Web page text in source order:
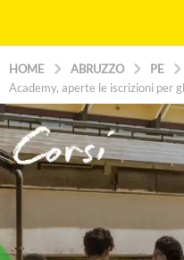
HOME ABRUZZO PE
Academy, aperte le iscrizioni per